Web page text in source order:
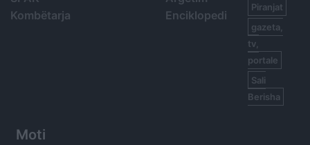
Kombëtarja
Enciklopedi
Piranjat
gazeta,
tv,
portale
Sali
Berisha
Moti